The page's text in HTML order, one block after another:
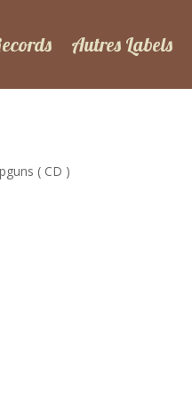
Autres Labels
( CD )